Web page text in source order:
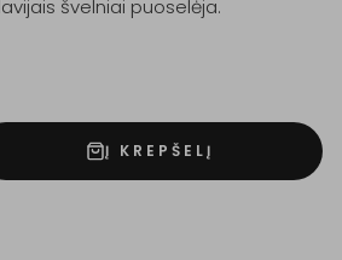
švelniai puoselėja.
Į KREPŠELĮ